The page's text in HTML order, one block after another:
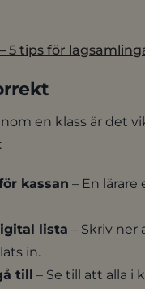
5 tips för
en klass är det
kassan – En
lista – Skriv ner
in.
till – Se till att alla i